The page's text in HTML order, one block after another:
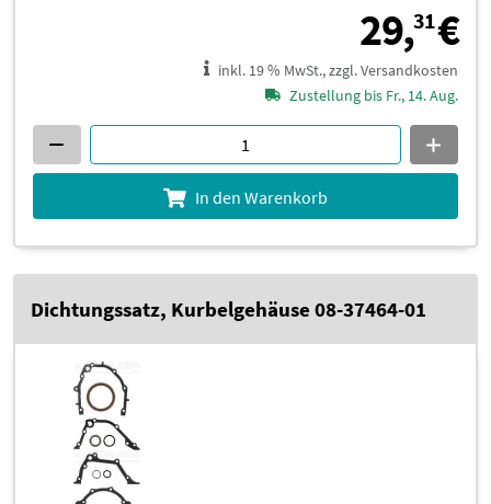
29,31€
inkl. 19 % MwSt., zzgl. Versandkosten
Zustellung bis Fr., 14. Aug.
In den Warenkorb
Dichtungssatz, Kurbelgehäuse 08-37464-01